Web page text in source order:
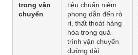
trong vận
chuyển
tiêu chuẩn niêm
phong dẫn đến rò
rỉ, thất thoát hàng
hóa trong quá
trình vận chuyển
đường dài